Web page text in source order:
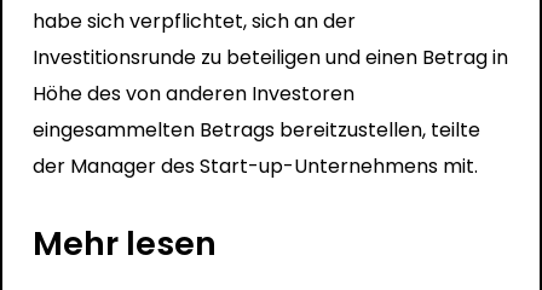
habe sich verpflichtet, sich an der
Investitionsrunde zu beteiligen und einen Betrag in
Höhe des von anderen Investoren
eingesammelten Betrags bereitzustellen, teilte
der Manager des Start-up-Unternehmens mit.
Mehr lesen